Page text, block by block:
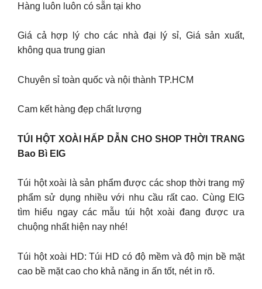
Hàng luôn luôn có sẵn tại kho
Giá cả hợp lý cho các nhà đại lý sỉ, Giá sản xuất,
không qua trung gian
Chuyên sỉ toàn quốc và nội thành TP.HCM
Cam kết hàng đẹp chất lượng
TÚI HỘT XOÀI HẤP DẪN CHO SHOP THỜI TRANG
Bao Bì EIG
Túi hột xoài là sản phẩm được các shop thời trang mỹ
phẩm sử dụng nhiều với nhu cầu rất cao. Cùng EIG
tìm hiểu ngay các mẫu túi hột xoài đang được ưa
chuộng nhất hiện nay nhé!
Túi hột xoài HD: Túi HD có độ mềm và độ mịn bề mặt
cao bề mặt cao cho khả năng in ấn tốt, nét in rõ.